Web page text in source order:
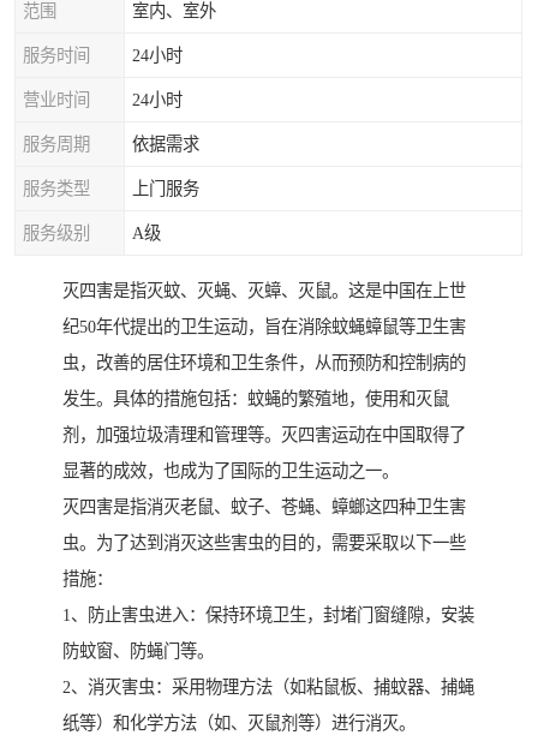
范围 室内、室外
服务时间 24小时
营业时间 24小时
服务周期 依据需求
服务类型 上门服务
服务级别 A级
灭四害是指灭蚊、灭蝇、灭蟑、灭鼠。这是中国在上世
纪50年代提出的卫生运动，旨在消除蚊蝇蟑鼠等卫生害
虫，改善的居住环境和卫生条件，从而预防和控制病的
发生。具体的措施包括：蚊蝇的繁殖地，使用和灭鼠
剂，加强垃圾清理和管理等。灭四害运动在中国取得了
显著的成效，也成为了国际的卫生运动之一。
灭四害是指消灭老鼠、蚊子、苍蝇、蟑螂这四种卫生害
虫。为了达到消灭这些害虫的目的，需要采取以下一些
措施：
1、防止害虫进入：保持环境卫生，封堵门窗缝隙，安装
防蚊窗、防蝇门等。
2、消灭害虫：采用物理方法（如粘鼠板、捕蚊器、捕蝇
纸等）和化学方法（如、灭鼠剂等）进行消灭。